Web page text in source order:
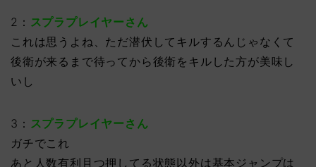
2： スプラプレイヤーさん
これは思うよね、ただ潜伏してキルするんじゃなくて
後衛が来るまで待ってから後衛をキルした方が美味し
いし
3： スプラプレイヤーさん
ガチでこれ
あと人数有利且つ押してる状態以外は基本ジャンプは